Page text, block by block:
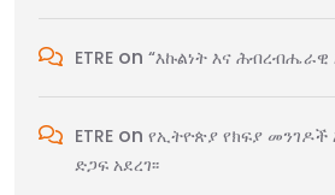
ETRE on “እኩልነት እና ሕብረብሔራዊ
ETRE on የኢትዮጵያ የክፍያ
ድጋፍ አደረገ፡፡